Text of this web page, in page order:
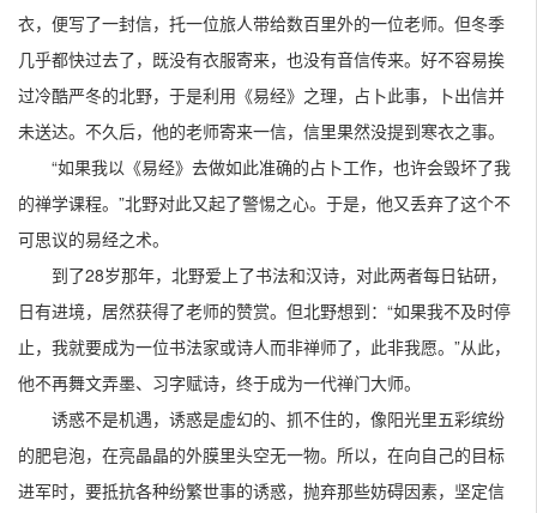
衣，便写了一封信，托一位旅人带给数百里外的一位老师。但冬季
几乎都快过去了，既没有衣服寄来，也没有音信传来。好不容易挨
过冷酷严冬的北野，于是利用《易经》之理，占卜此事，卜出信并
未送达。不久后，他的老师寄来一信，信里果然没提到寒衣之事。
“如果我以《易经》去做如此准确的占卜工作，也许会毁坏了我
的禅学课程。”北野对此又起了警惕之心。于是，他又丢弃了这个不
可思议的易经之术。
到了28岁那年，北野爱上了书法和汉诗，对此两者每日钻研，
日有进境，居然获得了老师的赞赏。但北野想到：“如果我不及时停
止，我就要成为一位书法家或诗人而非禅师了，此非我愿。”从此，
他不再舞文弄墨、习字赋诗，终于成为一代禅门大师。
诱惑不是机遇，诱惑是虚幻的、抓不住的，像阳光里五彩缤纷
的肥皂泡，在亮晶晶的外膜里头空无一物。所以，在向自己的目标
进军时，要抵抗各种纷繁世事的诱惑，抛弃那些妨碍因素，坚定信